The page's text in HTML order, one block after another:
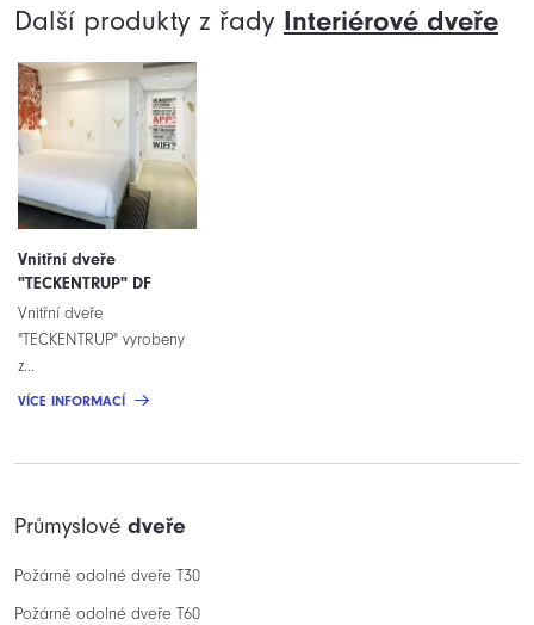
Další produkty z řady Interiérové dveře
Vnitřní dveře
"TECKENTRUP" DF
Vnitřní dveře
"TECKENTRUP" vyrobeny
z...
VÍCE INFORMACÍ
Průmyslové dveře
Požárně odolné dveře T30
Požárně odolné dveře T60